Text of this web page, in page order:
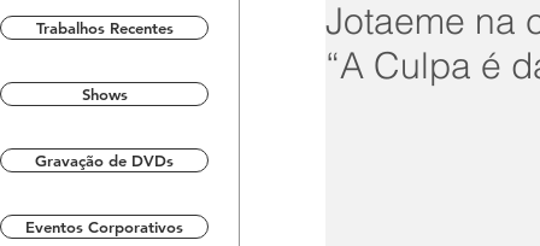
Trabalhos Recentes
Shows
Gravação de DVDs
Eventos Corporativos
Jotaeme na
“A Culpa é